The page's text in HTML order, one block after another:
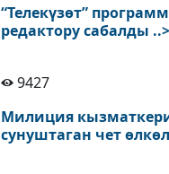
“Телекүзөт”
редактору сабалды ..>
9427
Милиция
сунуштаган чет